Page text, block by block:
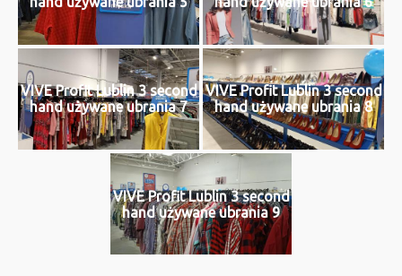
VIVE Profit Lublin 3 second
hand używane ubrania 7
VIVE Profit Lublin 3 second
hand używane ubrania 8
VIVE Profit Lublin 3 second
hand używane ubrania 9